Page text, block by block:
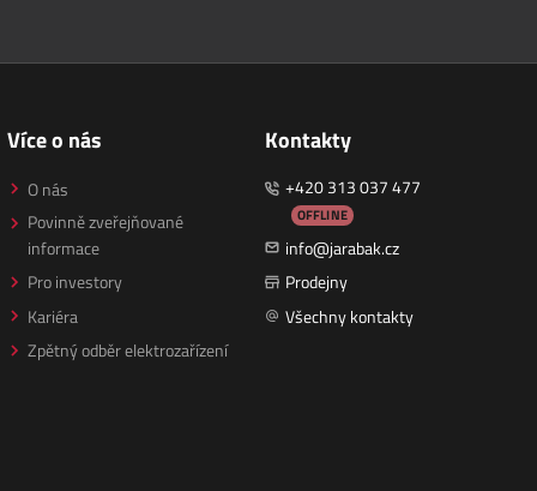
Více o nás
O nás
Povinně zveřejňované
informace
Pro investory
Kariéra
Zpětný odběr elektrozařízení
Kontakty
+420 313 037 477
OFFLINE
info@jarabak.cz
Prodejny
Všechny kontakty